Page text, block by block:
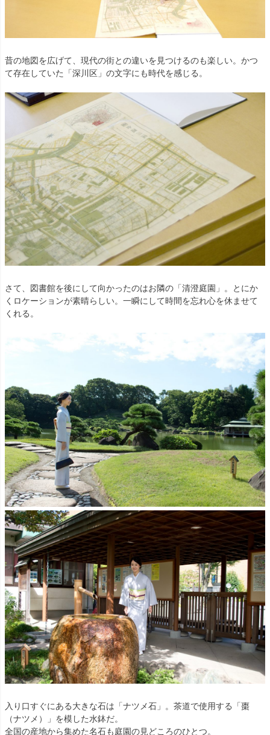
昔の地図を広げて、現代の街との違いを見つけるのも楽しい。かつ
て存在していた「深川区」の文字にも時代を感じる。
さて、図書館を後にして向かったのはお隣の「清澄庭園」。とにか
くロケーションが素晴らしい。一瞬にして時間を忘れ心を休ませて
くれる。
入り口すぐにある大きな石は「ナツメ石」。茶道で使用する「棗
（ナツメ）」を模した水鉢だ。
全国の産地から集めた名石も庭園の見どころのひとつ。